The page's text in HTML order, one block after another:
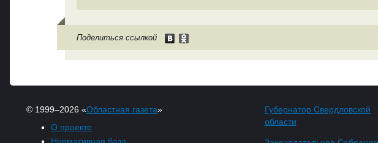
Поделиться ссылкой
© 1999–2026 «Областная газета»
О проекте
Губернатор Свердловской
области